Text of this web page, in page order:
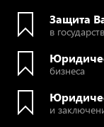
Защита
в
бизнеса
и